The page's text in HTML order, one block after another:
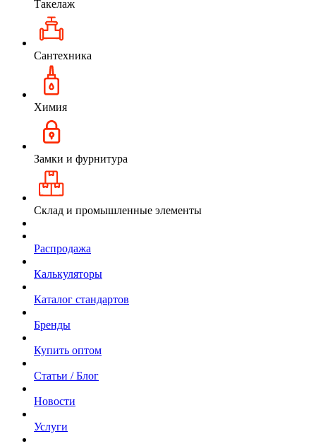
Такелаж
Сантехника
Химия
Замки и фурнитура
Склад и промышленные элементы
Распродажа
Калькуляторы
Каталог стандартов
Бренды
Купить оптом
Статьи / Блог
Новости
Услуги